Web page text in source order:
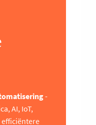
-
AI, IoT,